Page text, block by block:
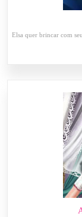
Elsa quer brincar com